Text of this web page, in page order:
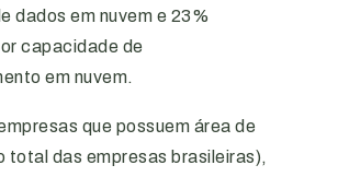
dados em nuvem e 23%
capacidade de
em nuvem.
que possuem área de
total das empresas brasileiras),